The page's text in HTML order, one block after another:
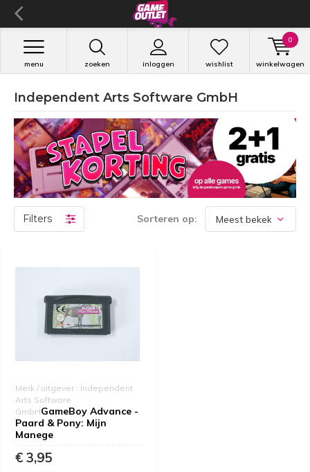
zoeken inloggen
menu wishlist winkelwagen
0
Independent Arts Software GmbH
Filters Sorteren op:
Merk / uitgever : Independent
Arts Software
GmbHGameBoy Advance -
Paard & Pony: Mijn
Manege
€ 3,95